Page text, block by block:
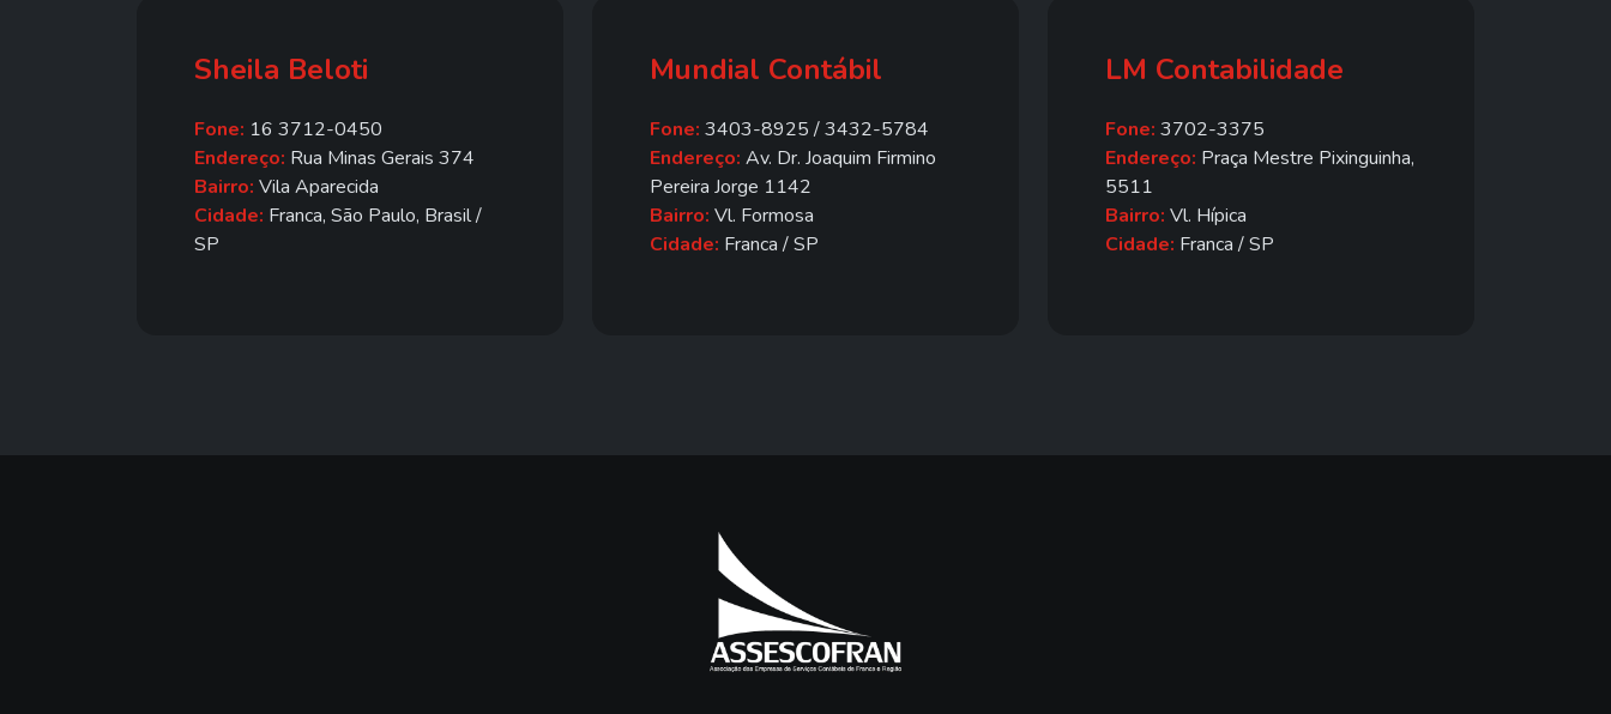
Sheila Beloti
Fone: 16 3712-0450
Endereço: Rua Minas Gerais 374
Bairro: Vila Aparecida
Cidade: Franca, São Paulo, Brasil /
SP
Mundial Contábil
Fone: 3403-8925 / 3432-5784
Endereço: Av. Dr. Joaquim Firmino
Pereira Jorge 1142
Bairro: Vl. Formosa
Cidade: Franca / SP
LM Contabilidade
Fone: 3702-3375
Endereço: Praça Mestre Pixinguinha,
5511
Bairro: Vl. Hípica
Cidade: Franca / SP